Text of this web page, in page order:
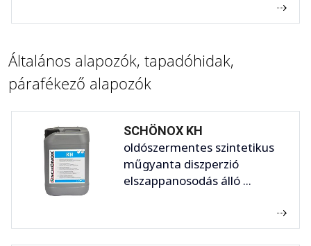
Általános alapozók, tapadóhidak,
párafékező alapozók
SCHÖNOX KH
oldószermentes szintetikus
műgyanta diszperzió
elszappanosodás álló ...